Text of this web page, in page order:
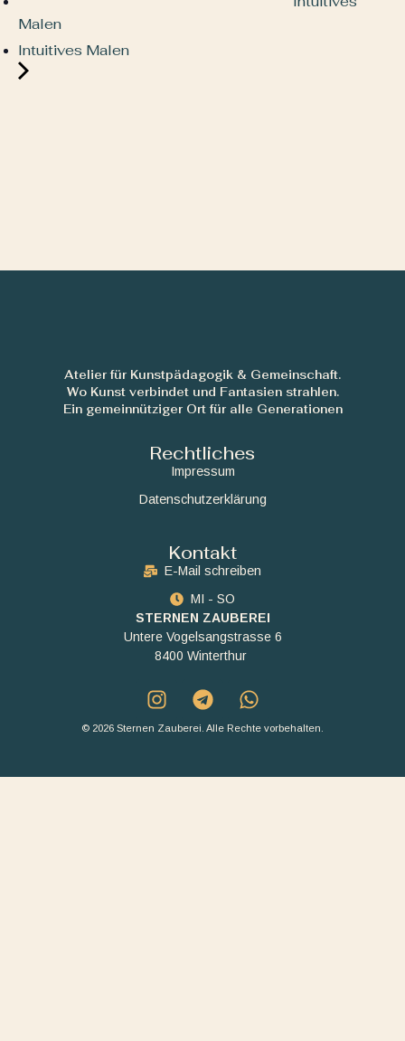
Malen
Intuitives Malen
Atelier für Kunstpädagogik & Gemeinschaft.
Wo Kunst verbindet und Fantasien strahlen.
Ein gemeinnütziger Ort für alle Generationen
Rechtliches
Impressum
Datenschutzerklärung
Kontakt
E-Mail schreiben
MI - SO
STERNEN ZAUBEREI
Untere Vogelsangstrasse 6
8400 Winterthur
© 2026 Sternen Zauberei. Alle Rechte vorbehalten.